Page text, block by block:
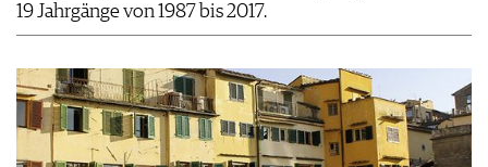
19 Jahrgänge von 1987 bis 2017.